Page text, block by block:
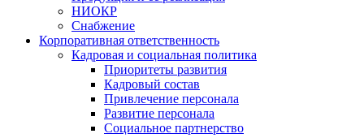
НИОКР
Снабжение
Корпоративная ответственность
Кадровая и социальная политика
Приоритеты развития
Кадровый состав
Привлечение персонала
Развитие персонала
Социальное партнерство